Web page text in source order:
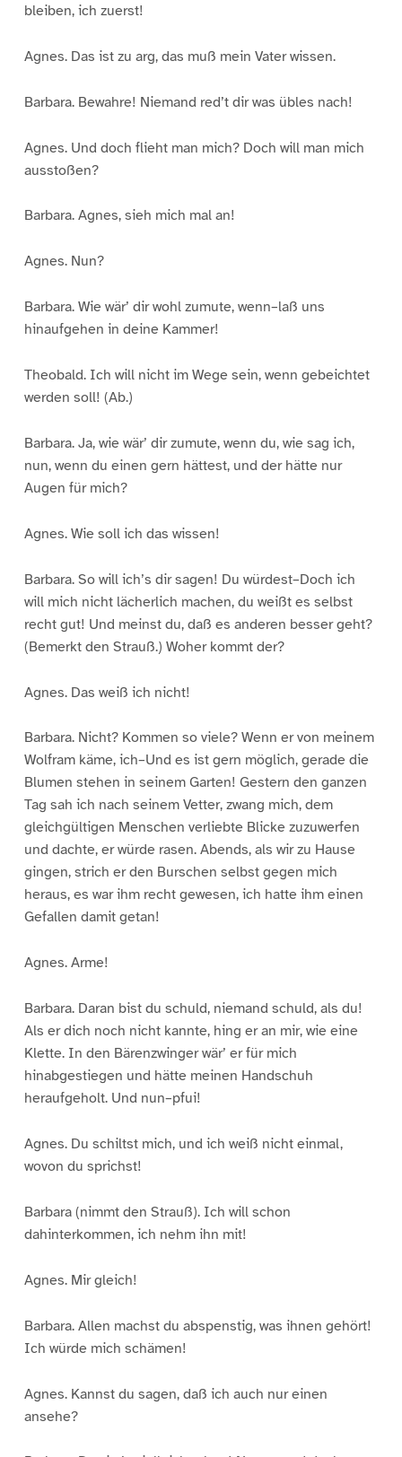
bleiben, ich zuerst!
Agnes. Das ist zu arg, das muß mein Vater wissen.
Barbara. Bewahre! Niemand red’t dir was übles nach!
Agnes. Und doch flieht man mich? Doch will man mich
ausstoßen?
Barbara. Agnes, sieh mich mal an!
Agnes. Nun?
Barbara. Wie wär’ dir wohl zumute, wenn–laß uns
hinaufgehen in deine Kammer!
Theobald. Ich will nicht im Wege sein, wenn gebeichtet
werden soll! (Ab.)
Barbara. Ja, wie wär’ dir zumute, wenn du, wie sag ich,
nun, wenn du einen gern hättest, und der hätte nur
Augen für mich?
Agnes. Wie soll ich das wissen!
Barbara. So will ich’s dir sagen! Du würdest–Doch ich
will mich nicht lächerlich machen, du weißt es selbst
recht gut! Und meinst du, daß es anderen besser geht?
(Bemerkt den Strauß.) Woher kommt der?
Agnes. Das weiß ich nicht!
Barbara. Nicht? Kommen so viele? Wenn er von meinem
Wolfram käme, ich–Und es ist gern möglich, gerade die
Blumen stehen in seinem Garten! Gestern den ganzen
Tag sah ich nach seinem Vetter, zwang mich, dem
gleichgültigen Menschen verliebte Blicke zuzuwerfen
und dachte, er würde rasen. Abends, als wir zu Hause
gingen, strich er den Burschen selbst gegen mich
heraus, es war ihm recht gewesen, ich hatte ihm einen
Gefallen damit getan!
Agnes. Arme!
Barbara. Daran bist du schuld, niemand schuld, als du!
Als er dich noch nicht kannte, hing er an mir, wie eine
Klette. In den Bärenzwinger wär’ er für mich
hinabgestiegen und hätte meinen Handschuh
heraufgeholt. Und nun–pfui!
Agnes. Du schiltst mich, und ich weiß nicht einmal,
wovon du sprichst!
Barbara (nimmt den Strauß). Ich will schon
dahinterkommen, ich nehm ihn mit!
Agnes. Mir gleich!
Barbara. Allen machst du abspenstig, was ihnen gehört!
Ich würde mich schämen!
Agnes. Kannst du sagen, daß ich auch nur einen
ansehe?